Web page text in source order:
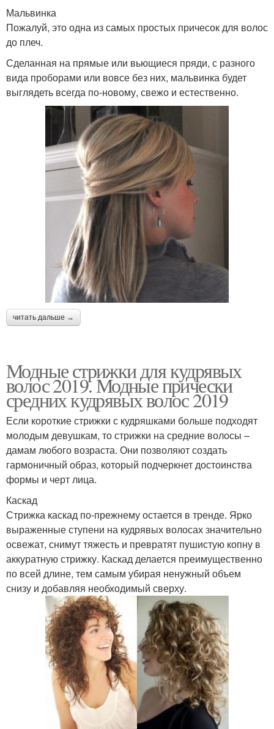
Мальвинка
Пожалуй, это одна из самых простых причесок для волос
до плеч.
Сделанная на прямые или вьющиеся пряди, с разного
вида проборами или вовсе без них, мальвинка будет
выглядеть всегда по-новому, свежо и естественно.
читать дальше →
Модные стрижки для кудрявых
волос 2019. Модные прически
средних кудрявых волос 2019
Если короткие стрижки с кудряшками больше подходят
молодым девушкам, то стрижки на средние волосы –
дамам любого возраста. Они позволяют создать
гармоничный образ, который подчеркнет достоинства
формы и черт лица.
Каскад
Стрижка каскад по-прежнему остается в тренде. Ярко
выраженные ступени на кудрявых волосах значительно
освежат, снимут тяжесть и превратят пушистую копну в
аккуратную стрижку. Каскад делается преимущественно
по всей длине, тем самым убирая ненужный объем
снизу и добавляя необходимый сверху.